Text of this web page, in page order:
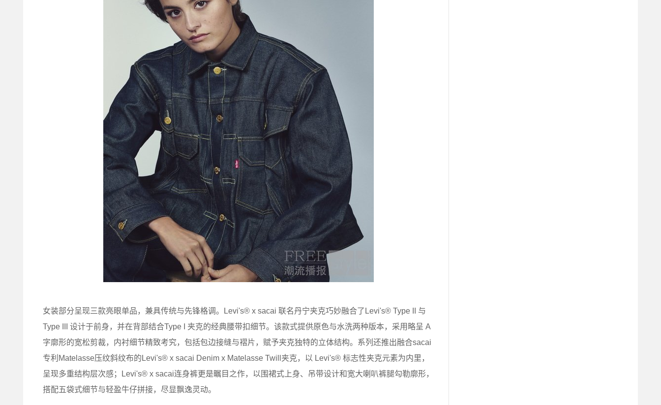
女装部分呈现三款亮眼单品，兼具传统与先锋格调。Levi's® x sacai 联名丹宁夹克巧妙融合了Levi's® Type II 与
Type III 设计于前身，并在背部结合Type I 夹克的经典腰带扣细节。该款式提供原色与水洗两种版本，采用略呈 A
字廓形的宽松剪裁，内衬细节精致考究，包括包边接缝与褶片，赋予夹克独特的立体结构。系列还推出融合sacai
专利Matelasse压纹斜纹布的Levi's® x sacai Denim x Matelasse Twill夹克，以 Levi's® 标志性夹克元素为内里，
呈现多重结构层次感；Levi's® x sacai连身裤更是瞩目之作，以围裙式上身、吊带设计和宽大喇叭裤腿勾勒廓形，
搭配五袋式细节与轻盈牛仔拼接，尽显飘逸灵动。